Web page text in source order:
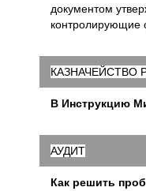
документом
контролирующие
КАЗНАЧЕЙСТВО
В Инструкцию
АУДИТ
Как решить